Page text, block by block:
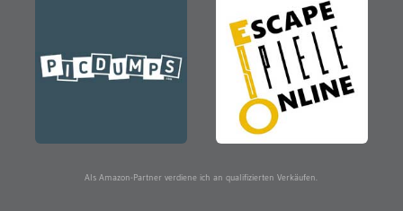
Als Amazon-Partner verdiene ich an qualifizierten Verkäufen.